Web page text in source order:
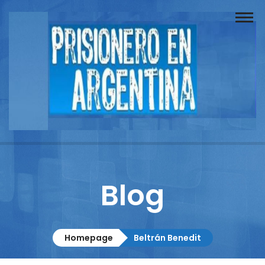
Buscador
Documentos
Columnistas
Contacto
Blog
Homepage Beltrán Benedit